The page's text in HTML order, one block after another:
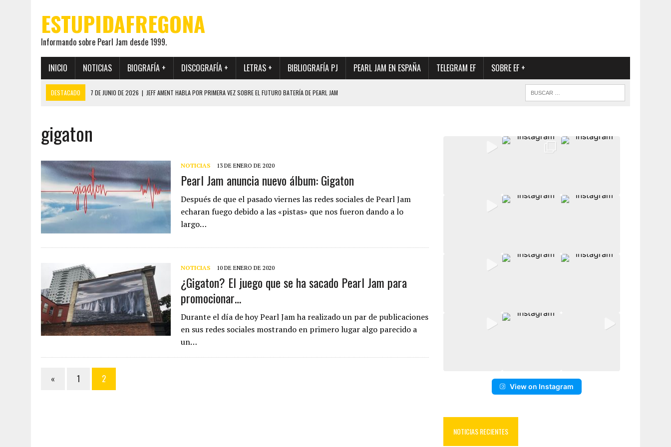
ESTUPIDAFREGONA
Informando sobre Pearl Jam desde 1999.
INICIO NOTICIAS BIOGRAFÍA + DISCOGRAFÍA + LETRAS + BIBLIOGRAFÍA PJ PEARL JAM EN ESPAÑA TELEGRAM EF SOBRE EF +
DESTACADO 7 DE JUNIO DE 2026 | JEFF AMENT HABLA POR PRIMERA VEZ SOBRE EL FUTURO BATERÍA DE PEARL JAM
19 DE MAYO DE 2026
12 DE MAYO DE 2026
gigaton
NOTICIAS 13 DE ENERO DE 2020
Pearl Jam anuncia nuevo álbum: Gigaton
Después de que el pasado viernes las redes sociales de Pearl Jam
echaran fuego debido a las «pistas» que nos fueron dando a lo
largo…
NOTICIAS 10 DE ENERO DE 2020
¿Gigaton? El juego que se ha sacado Pearl Jam para
promocionar…
Durante el día de hoy Pearl Jam ha realizado un par de publicaciones
en sus redes sociales mostrando en primero lugar algo parecido a
un…
« 1 2
View on Instagram
NOTICIAS RECIENTES